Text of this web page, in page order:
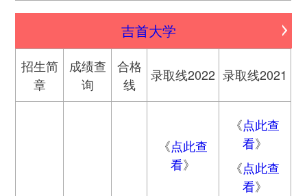
吉首大学
招生简
章
成绩查
询
合格
线
录取线2022 录取线2021
《点此查
看》
《点此查
看》
《点此查
看》